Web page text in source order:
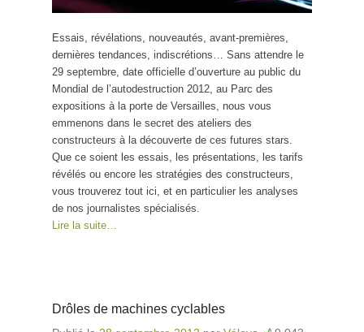
Essais, révélations, nouveautés, avant-premières,
dernières tendances, indiscrétions… Sans attendre le
29 septembre, date officielle d’ouverture au public du
Mondial de l’autodestruction 2012, au Parc des
expositions à la porte de Versailles, nous vous
emmenons dans le secret des ateliers des
constructeurs à la découverte de ces futures stars.
Que ce soient les essais, les présentations, les tarifs
révélés ou encore les stratégies des constructeurs,
vous trouverez tout ici, et en particulier les analyses
de nos journalistes spécialisés.
Lire la suite…
Drôles de machines cyclables